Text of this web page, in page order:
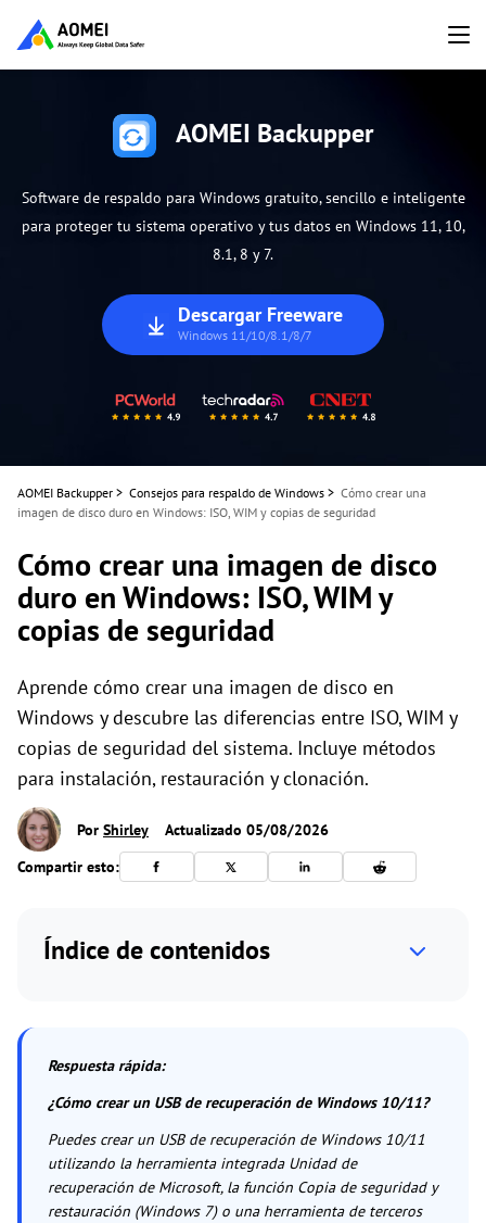
AOMEI Backupper
Software de respaldo para Windows gratuito, sencillo e inteligente
para proteger tu sistema operativo y tus datos en Windows 11, 10,
8.1, 8 y 7.
Descargar Freeware
Windows 11/10/8.1/8/7
AOMEI Backupper > Consejos para respaldo de Windows > Cómo crear una
imagen de disco duro en Windows: ISO, WIM y copias de seguridad
Cómo crear una imagen de disco
duro en Windows: ISO, WIM y
copias de seguridad
Aprende cómo crear una imagen de disco en
Windows y descubre las diferencias entre ISO, WIM y
copias de seguridad del sistema. Incluye métodos
para instalación, restauración y clonación.
Por Shirley
Actualizado 05/08/2026
Compartir esto:
Índice de contenidos
Respuesta rápida:
¿Cómo crear un USB de recuperación de Windows 10/11?
Puedes crear un USB de recuperación de Windows 10/11
utilizando la herramienta integrada Unidad de
recuperación de Microsoft, la función Copia de seguridad y
restauración (Windows 7) o una herramienta de terceros